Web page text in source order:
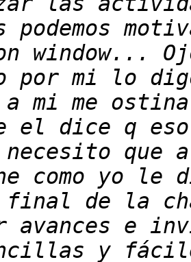
podemos
por mi lo digo
el dice q
como yo le
avances e